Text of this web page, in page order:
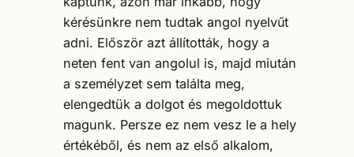
kérésünkre nem tudtak angol nyelvűt
adni. Először azt állították, hogy a
neten fent van angolul is, majd miután
a személyzet sem találta meg,
elengedtük a dolgot és megoldottuk
magunk. Persze ez nem vesz le a hely
értékéből, és nem az első alkalom,